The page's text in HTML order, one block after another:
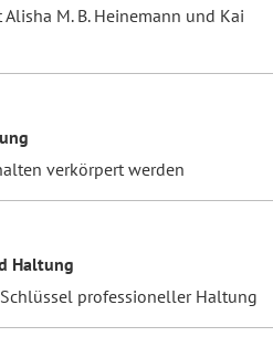
M. B. Heinemann und Kai
verkörpert werden
Haltung
professioneller Haltung